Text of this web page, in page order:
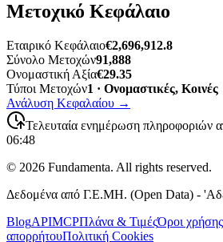
Μετοχικό Κεφάλαιο
Εταιρικό Κεφάλαιο€2,696,912.8
Σύνολο Μετοχών91,888
Ονομαστική Αξία€29.35
Τύποι Μετοχών1 · Ονομαστικές, Κοινές
Ανάλυση Κεφαλαίου →
Τελευταία ενημέρωση
06:48
© 2026 Fundamenta. All rights reserved.
Δεδομένα από Γ.Ε.ΜΗ. (Open Data) -
BlogAPIMCPΠλάνα & ΤιμέςΌροι χρήσης
απορρήτουΠολιτική Cookies